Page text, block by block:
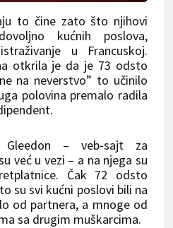
to čine zato što njihovi
kućnih poslova,
u Francuskoj.
otkrila je da je 73 odsto
na neverstvo” to učinilo
polovina premalo radila
– veb-sajt za
već u vezi – a na njega su
Čak 72 odsto
su svi kućni poslovi bili na
od partnera, a mnoge od
sa drugim muškarcima.